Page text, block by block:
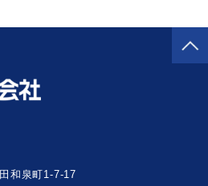
和泉町1-7-17